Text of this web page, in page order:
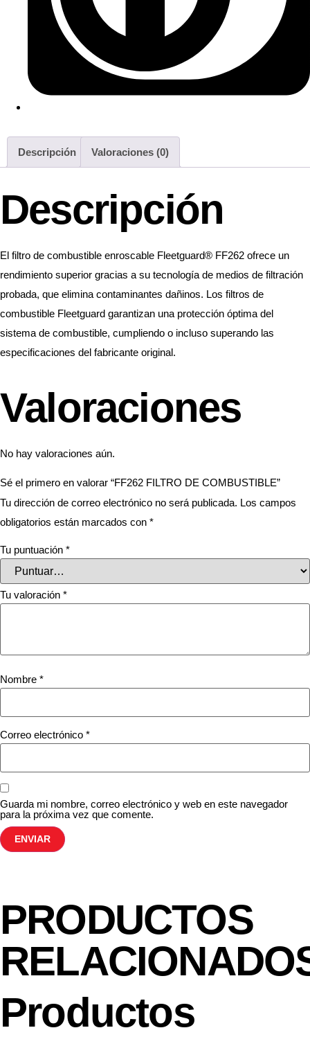
Descripción Valoraciones (0)
Descripción
El filtro de combustible enroscable Fleetguard® FF262 ofrece un
rendimiento superior gracias a su tecnología de medios de filtración
probada, que elimina contaminantes dañinos. Los filtros de
combustible Fleetguard garantizan una protección óptima del
sistema de combustible, cumpliendo o incluso superando las
especificaciones del fabricante original.
Valoraciones
No hay valoraciones aún.
Sé el primero en valorar “FF262 FILTRO DE COMBUSTIBLE”
Tu dirección de correo electrónico no será publicada. Los campos
obligatorios están marcados con *
Tu puntuación *
Tu valoración *
Nombre *
Correo electrónico *
Guarda mi nombre, correo electrónico y web en este navegador
para la próxima vez que comente.
PRODUCTOS
Productos